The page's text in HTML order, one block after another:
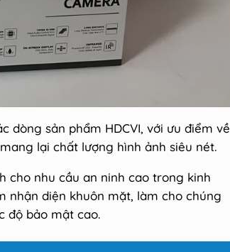
dòng sản phẩm HDCVI, với ưu điểm về
lại chất lượng hình ảnh siêu nét.
cho nhu cầu an ninh cao trong kinh
nhận diện khuôn mặt, làm cho chúng
độ bảo mật cao.